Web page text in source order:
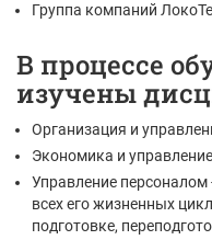
Группа компаний
В процессе
изучены
Организация и
Экономика и
Управление персоналом
всех его жизненных
подготовке,